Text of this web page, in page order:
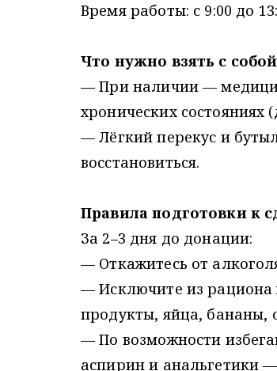
Время работы: с 9:00 до
Что нужно взять с
— При наличии —
хронических состояниях
— Лёгкий перекус и
восстановиться.
Правила подготовки к
За 2–3 дня до донации:
— Откажитесь от
— Исключите из
продукты, яйца, бананы,
— По возможности
аспирин и анальгетики